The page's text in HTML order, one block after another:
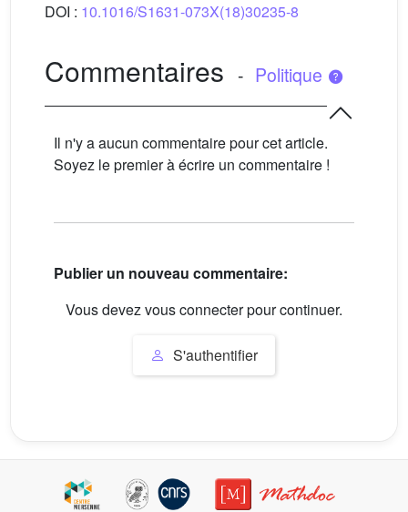
DOI : 10.1016/S1631-073X(18)30235-8
Commentaires - Politique
Il n'y a aucun commentaire pour cet article.
Soyez le premier à écrire un commentaire !
Publier un nouveau commentaire:
Vous devez vous connecter pour continuer.
S'authentifier